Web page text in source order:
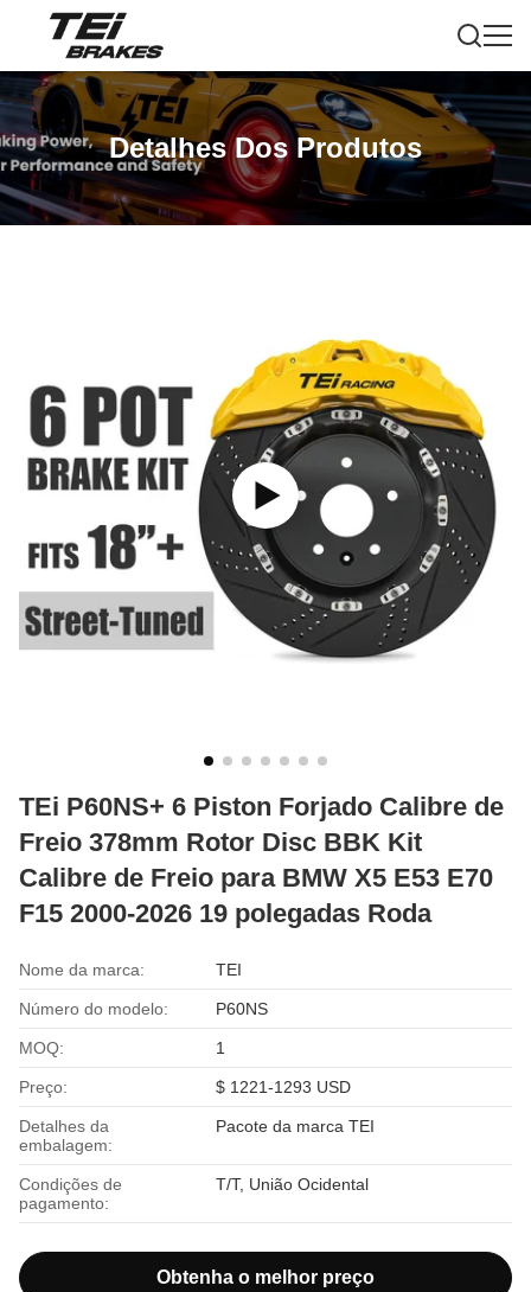
Detalhes Dos Produtos
TEi P60NS+ 6 Piston Forjado Calibre de
Freio 378mm Rotor Disc BBK Kit
Calibre de Freio para BMW X5 E53 E70
F15 2000-2026 19 polegadas Roda
Nome da marca: TEI
Número do modelo: P60NS
MOQ: 1
Preço: $ 1221-1293 USD
Detalhes da
embalagem:
Pacote da marca TEI
Condições de
pagamento:
T/T, União Ocidental
Obtenha o melhor preço